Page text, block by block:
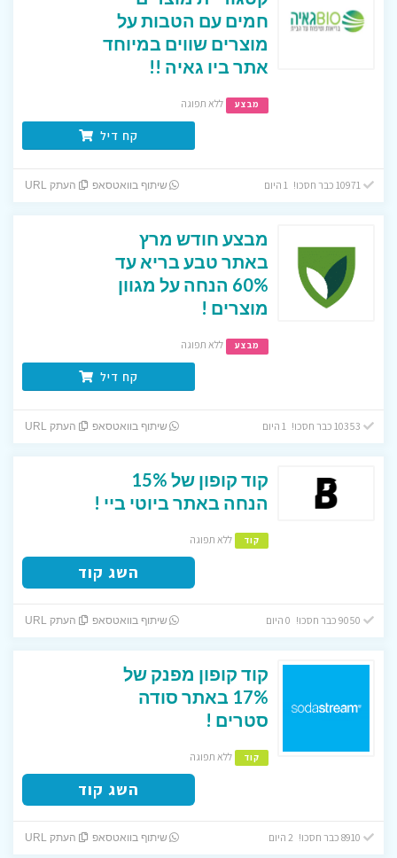
חמים עם הטבות על
מוצרים שווים במיוחד
אתר ביו גאיה !!
מבצע ללא תפוגה
קח דיל
שיתוף בוואטסאפ העתק URL
מבצע חודש מרץ
באתר טבע בריא עד
60% הנחה על מגוון
מוצרים !
מבצע ללא תפוגה
קח דיל
שיתוף בוואטסאפ העתק URL
קוד קופון של 15%
הנחה באתר ביוטי ביי !
קוד ללא תפוגה
השג קוד
שיתוף בוואטסאפ העתק URL
קוד קופון מפנק של
17% באתר סודה
סטרים !
קוד ללא תפוגה
השג קוד
שיתוף בוואטסאפ העתק URL